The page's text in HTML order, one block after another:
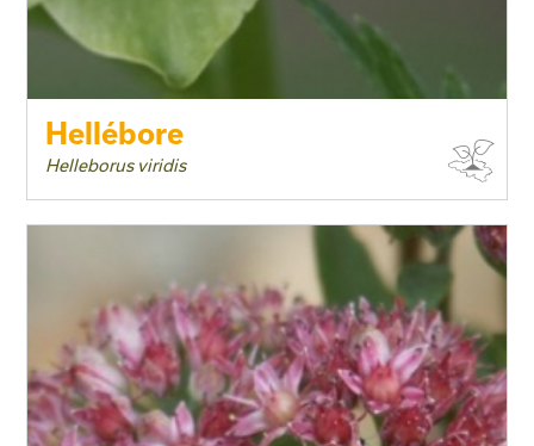
Hellébore
Helleborus viridis
Exposition
Feuillage
Rusticité
Type de sol